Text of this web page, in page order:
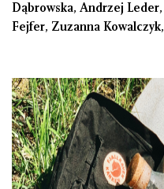
Dąbrowska, Andrzej Leder,
Fejfer, Zuzanna Kowalczyk,